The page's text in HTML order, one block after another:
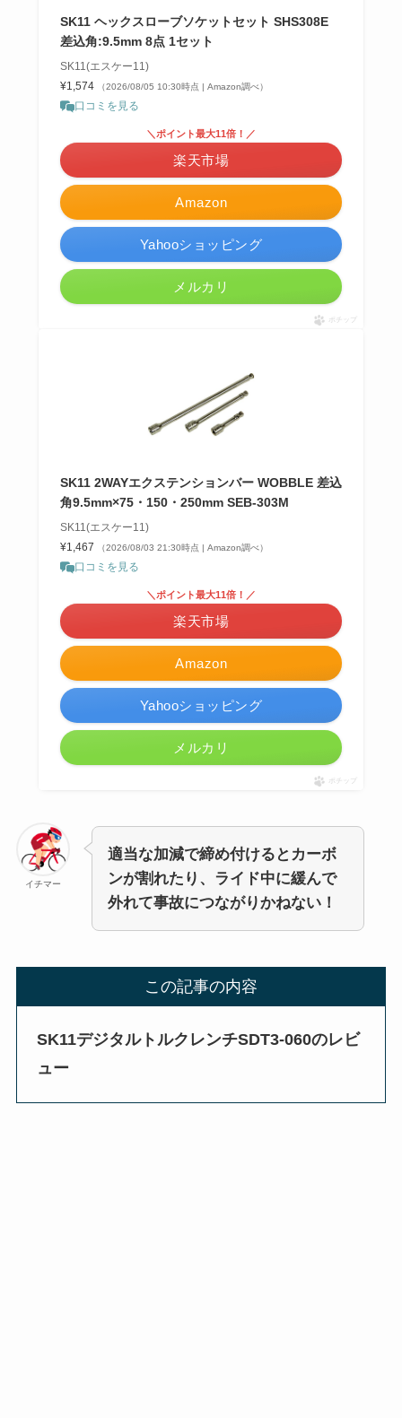
SK11 ヘックスローブソケットセット SHS308E
差込角:9.5mm 8点 1セット
SK11(エスケー11)
¥1,574
（2026/08/05 10:30時点 | Amazon調べ）
口コミを見る
Amazon
＼ポイント最大11倍！／
楽天市場
Yahooショッピング
メルカリ
ポチップ
SK11 2WAYエクステンションバー WOBBLE 差込
角9.5mm×75・150・250mm SEB-303M
SK11(エスケー11)
¥1,467
（2026/08/03 21:30時点 | Amazon調べ）
口コミを見る
Amazon
＼ポイント最大11倍！／
楽天市場
Yahooショッピング
メルカリ
ポチップ
イチマー
適当な加減で締め付けるとカーボ
ンが割れたり、ライド中に緩んで
外れて事故につながりかねない！
この記事の内容
SK11デジタルトルクレンチSDT3-060のレビ
ュー